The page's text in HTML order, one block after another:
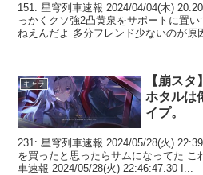
151: 星穹列車速報 2024/04/04(木)
っかくクソ強2凸黄泉をサポートに置
ねえんだよ 多分フレンド少ないのが原
キャラ
【崩ス
ホタルは
イプ。
231: 星穹列車速報 2024/05/28(火)
を買ったと思ったらサムになってた こ
車速報 2024/05/28(火) 22:46:47.30 I...